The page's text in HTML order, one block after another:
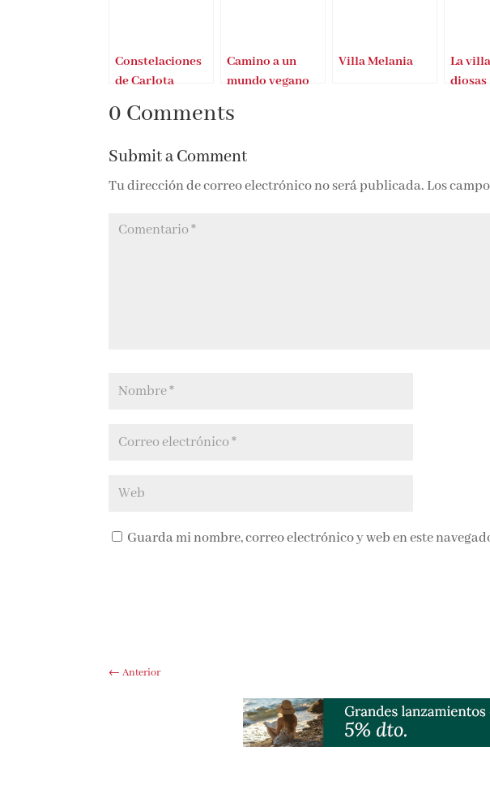
Constelaciones
de Carlota
Camino a un
mundo vegano
Villa Melania
La
diosas
0 Comments
Submit a Comment
Tu dirección de correo electrónico no será publicada.Los
Guarda mi nombre, correo electrónico y web en este
← Anterior